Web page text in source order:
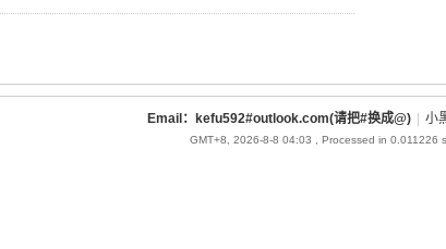
Email：kefu592#outlook.com(请把#换成@) 小
GMT+8, 2026-8-8 04:03 , Processed in 0.011226